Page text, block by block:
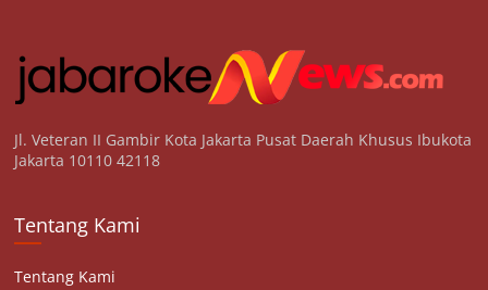
Jl. Veteran II Gambir Kota Jakarta Pusat Daerah Khusus Ibukota
Jakarta 10110 42118
Tentang Kami
Tentang Kami